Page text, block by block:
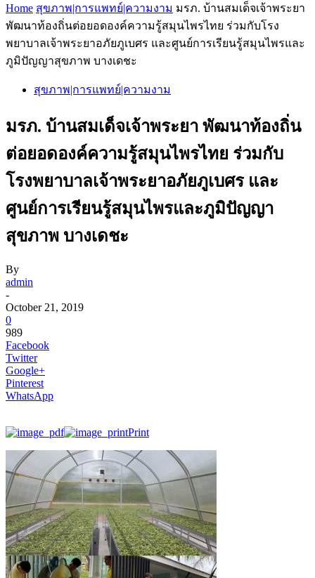
Home สุขภาพ|การแพทย์|ความงาม มรภ. บ้านสมเด็จเจ้าพระยา
พัฒนาท้องถิ่นต่อยอดองค์ความรู้สมุนไพรไทย ร่วมกับโรง
พยาบาลเจ้าพระยาอภัยภูเบศร และศูนย์การเรียนรู้สมุนไพรและ
ภูมิปัญญาสุขภาพ บางเดชะ
สุขภาพ|การแพทย์|ความงาม
มรภ. บ้านสมเด็จเจ้าพระยา พัฒนาท้องถิ่น
ต่อยอดองค์ความรู้สมุนไพรไทย ร่วมกับ
โรงพยาบาลเจ้าพระยาอภัยภูเบศร และ
ศูนย์การเรียนรู้สมุนไพรและภูมิปัญญา
สุขภาพ บางเดชะ
By
admin
-
October 21, 2019
0
989
Facebook
Twitter
Google+
Pinterest
WhatsApp
Print